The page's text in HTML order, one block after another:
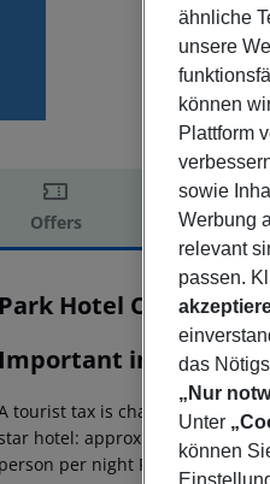
Offers Offer
Park Hotel Casimiro
4
Important info
tourist tax is charged on site:
hotel: approx. ¤2.50 per
person per night For scheduled
ähnliche
unsere
können
Plattform
sowie
Werbung
relevant
passen.
das
„Nur
Unter
können